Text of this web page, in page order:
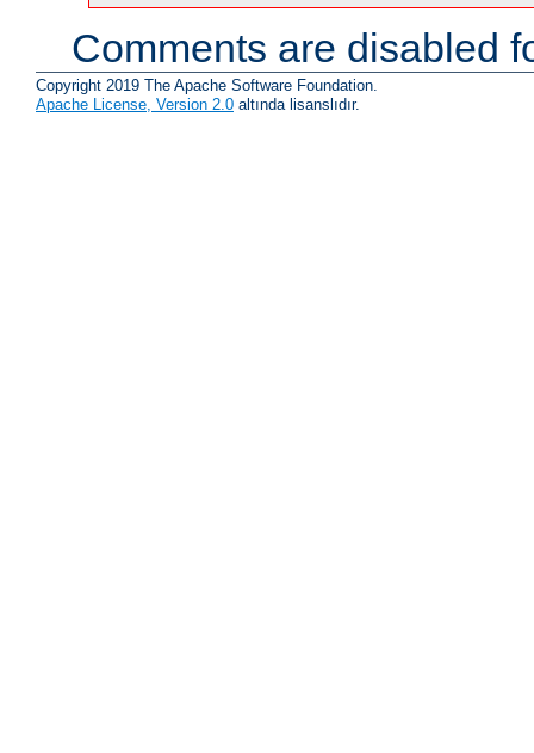
Comments are disabled
Copyright 2019 The Apache Software Foundation.
Apache License, Version 2.0 altında lisanslıdır.